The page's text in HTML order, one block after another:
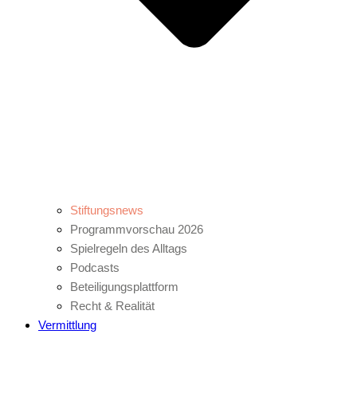
Stiftungsnews
Programmvorschau 2026
Spielregeln des Alltags
Podcasts
Beteiligungsplattform
Recht & Realität
Vermittlung